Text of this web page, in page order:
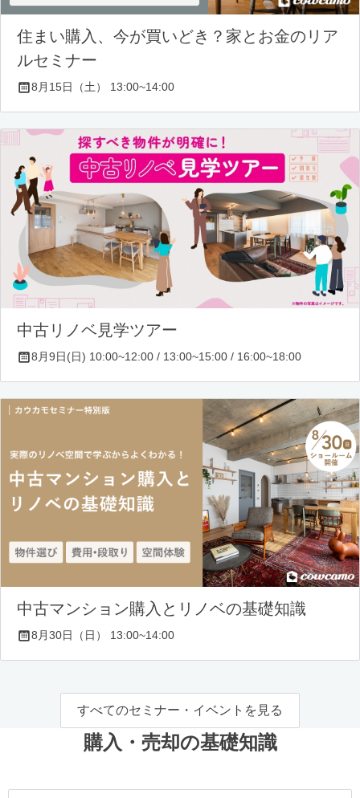
住まい購入、今が買いどき？家とお金のリア
ルセミナー
8月15日（土） 13:00~14:00
中古リノベ見学ツアー
8月9日(日) 10:00~12:00 / 13:00~15:00 / 16:00~18:00
中古マンション購入とリノベの基礎知識
8月30日（日） 13:00~14:00
すべてのセミナー・イベントを見る
購入・売却の基礎知識